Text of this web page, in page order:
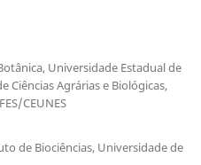
Universidade Estadual de
Ciências Agrárias e Biológicas,
CEUNES
de Biociências, Universidade de